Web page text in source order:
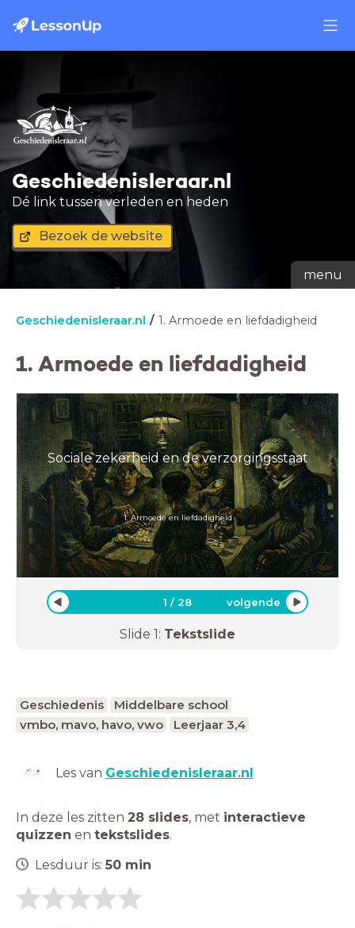
Geschiedenisleraar.nl
Dé link tussen verleden en heden
Bezoek de website
menu
Geschiedenisleraar.nl 1. Armoede en liefdadigheid
1. Armoede en liefdadigheid
Sociale zekerheid en de verzorgingsstaat
1. Armoede en liefdadigheid
1 /28 volgende
Slide 1: Tekstslide
Geschiedenis
Middelbare school
vmbo, mavo, havo, vwo
Leerjaar 3,4
Les van Geschiedenisleraar.nl
In deze les zitten 28 slides, met interactieve
quizzen en tekstslides.
Lesduur is: 50 min